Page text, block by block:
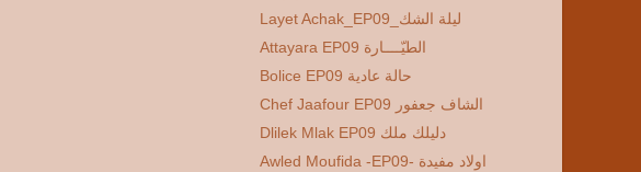
Layet Achak_EP09_ليلة الشك
Attayara EP09 الطيّــــارة
Bolice EP09 حالة عادية
Chef Jaafour EP09 الشاف جعفور
Dlilek Mlak EP09 دليلك ملك
Awled Moufida -EP09- اولاد مفيدة